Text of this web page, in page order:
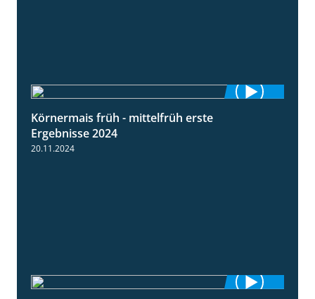
Körnermais früh - mittelfrüh erste
Ergebnisse 2024
20.11.2024